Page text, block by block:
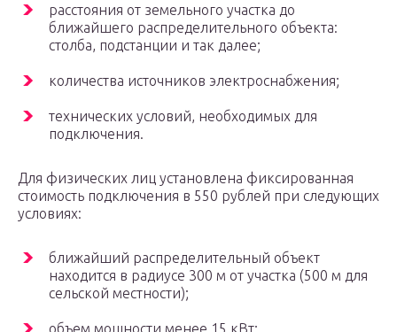
расстояния от земельного участка до
ближайшего распределительного объекта:
столба, подстанции и так далее;
количества источников электроснабжения;
технических условий, необходимых для
подключения.
Для физических лиц установлена фиксированная
стоимость подключения в 550 рублей при следующих
условиях:
ближайший распределительный объект
находится в радиусе 300 м от участка (500 м для
сельской местности);
объем мощности менее 15 кВт;